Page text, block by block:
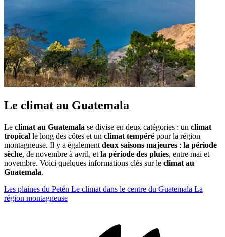
Le climat au Guatemala
Le climat au Guatemala se divise en deux catégories : un climat
tropical le long des côtes et un climat tempéré pour la région
montagneuse. Il y a également deux saisons majeures : la période
sèche, de novembre à avril, et la période des pluies, entre mai et
novembre. Voici quelques informations clés sur le climat au
Guatemala.
Les plaines du Petén Le climat dans le centre du Guatemala La
région montagneuse